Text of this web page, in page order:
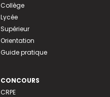
Collège
Lycée
Supérieur
Orientation
Guide pratique
CONCOURS
CRPE